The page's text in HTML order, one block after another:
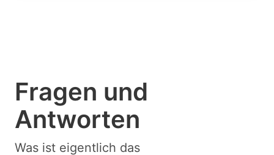
Fragen und
Antworten
Was ist eigentlich das